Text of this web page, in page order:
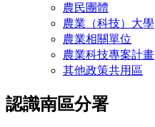
農民團體
農業（科技）大學
農業相關單位
農業科技專案計畫
其他政策共用區
認識南區分署